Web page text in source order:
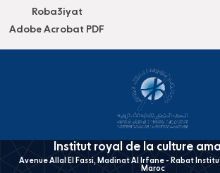
Roba3iyat
Adobe Acrobat PDF
Institut royal de la culture
Avenue Allal El Fassi, Madinat Al Irfane - Rabat
Maroc